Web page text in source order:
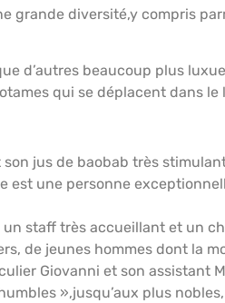
diversité,y compris
d’autres beaucoup plus
qui se déplacent dans le
jus de baobab très
est une personne
staff très accueillant et un
de jeunes hommes dont la
Giovanni et son assistant
»,jusqu’aux plus